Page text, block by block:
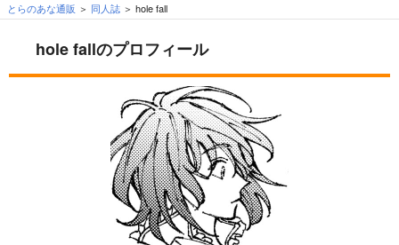
とらのあな通販 同人誌 hole fall
hole fallのプロフィール